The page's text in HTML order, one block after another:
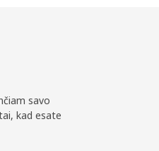
savo
kad esate